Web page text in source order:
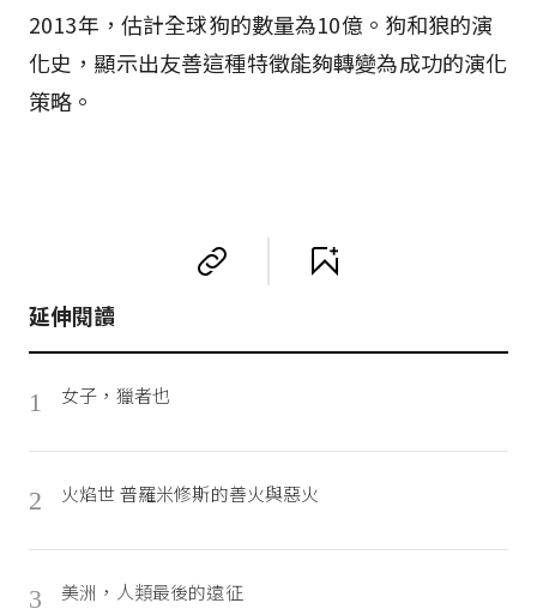
2013年，估計全球狗的數量為10億。狗和狼的演
化史，顯示出友善這種特徵能夠轉變為成功的演化
策略。
延伸閱讀
1 女子，獵者也
2 火焰世 普羅米修斯的善火與惡火
3 美洲，人類最後的遠征